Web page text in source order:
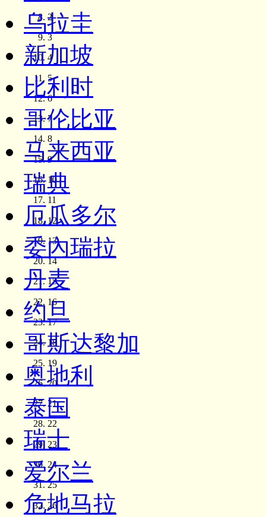
2
3
4
5
6
7
8
9
10
11
12
13
14
15
16
17
18
19
20
21
22
23
24
25
26
乌拉圭
新加坡
比利时
哥伦比亚
马来西亚
瑞典
厄瓜多尔
委內瑞拉
丹麦
约旦
哥斯达黎加
奥地利
泰国
瑞士
爱尔兰
危地马拉